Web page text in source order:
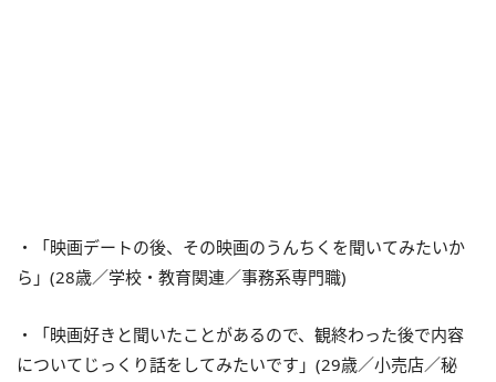
・「映画デートの後、その映画のうんちくを聞いてみたいか
ら」(28歳／学校・教育関連／事務系専門職)
・「映画好きと聞いたことがあるので、観終わった後で内容
についてじっくり話をしてみたいです」(29歳／小売店／秘